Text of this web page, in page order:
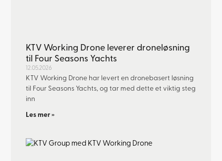
KTV Working Drone leverer droneløsning
til Four Seasons Yachts
12.05.2026
KTV Working Drone har levert en dronebasert løsning
til Four Seasons Yachts, og tar med dette et viktig steg
inn
Les mer »